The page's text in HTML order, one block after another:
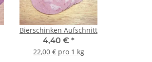
Bierschinken Aufschnitt
4,40 € *
22,00 € pro 1 kg